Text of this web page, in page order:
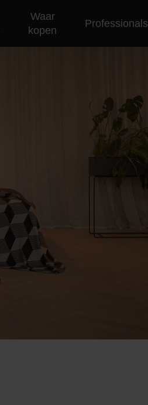
Waar
kopen
Professionals